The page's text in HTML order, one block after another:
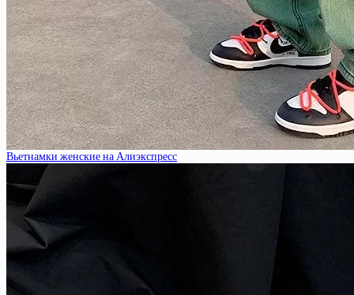
Вьетнамки женские на Алиэкспресс